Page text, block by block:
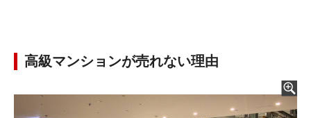
高級マンションが売れない理由